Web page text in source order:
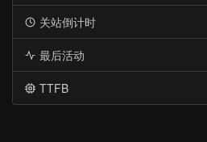
关站倒计时
最后活动
TTFB